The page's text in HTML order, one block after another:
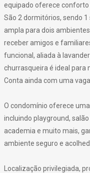
equipado oferece conforto
São 2 dormitórios, sendo
ampla para dois
receber amigos e
funcional, aliada à
churrasqueira é ideal para
Conta ainda com uma
O condomínio oferece
incluindo playground,
academia e muito mais,
ambiente seguro e
Localização privilegiada,